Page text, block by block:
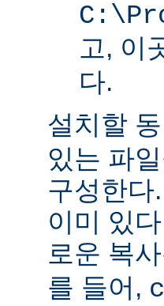
고, 이
다.
설치할
있는 파
구성한다
이미 있
로운 복
를 들어,